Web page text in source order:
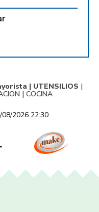
| UTENSILIOS |
| COCINA
2026 22:30